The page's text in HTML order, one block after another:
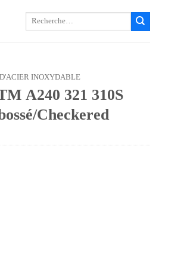
Recherche
INOXYDABLE
A240 321 310S
Checkered